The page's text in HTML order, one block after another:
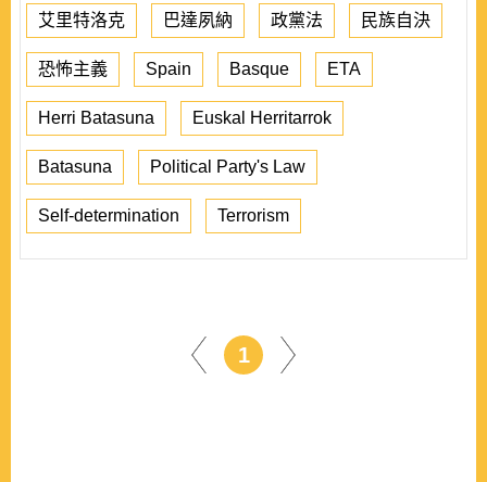
艾里特洛克 巴達夙納 政黨法 民族自決
恐怖主義 Spain Basque ETA
Herri Batasuna Euskal Herritarrok
Batasuna Political Party's Law
Self-determination Terrorism
1